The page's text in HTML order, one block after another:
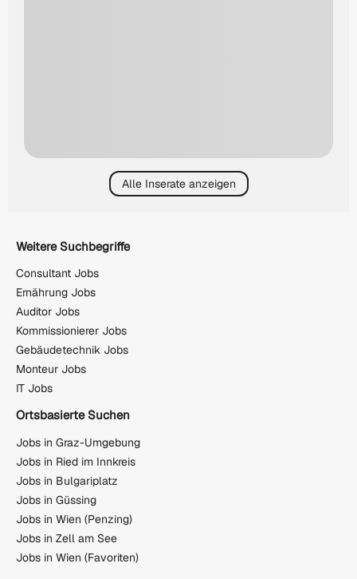
Alle Inserate anzeigen
Weitere Suchbegriffe
Consultant Jobs
Ernährung Jobs
Auditor Jobs
Kommissionierer Jobs
Gebäudetechnik Jobs
Monteur Jobs
IT Jobs
Ortsbasierte Suchen
Jobs in Graz-Umgebung
Jobs in Ried im Innkreis
Jobs in Bulgariplatz
Jobs in Güssing
Jobs in Wien (Penzing)
Jobs in Zell am See
Jobs in Wien (Favoriten)